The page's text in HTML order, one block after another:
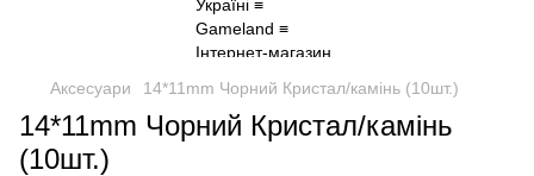
Аксесуари 14*11mm Чорний Кристал/камінь (10шт.)
14*11mm Чорний Кристал/камінь
(10шт.)